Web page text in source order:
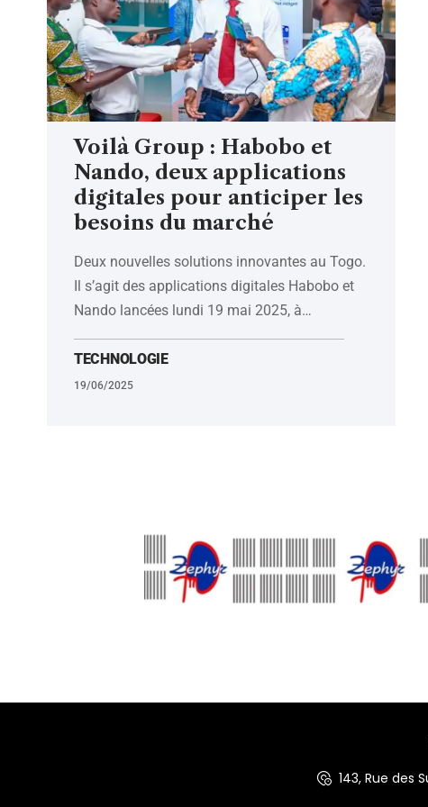
Voilà Group : Habobo et
Nando, deux applications
digitales pour anticiper les
besoins du marché
Deux nouvelles solutions innovantes au Togo.
Il s’agit des applications digitales Habobo et
Nando lancées lundi 19 mai 2025, à…
TECHNOLOGIE
19/06/2025
143, Rue des